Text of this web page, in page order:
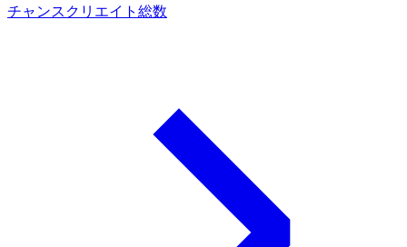
チャンスクリエイト総数